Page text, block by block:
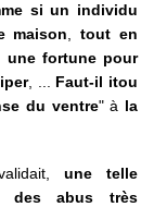
si un individu
maison ,tout en
une fortune pour
, ... Faut-il itou
du ventre" à la
une telle
abus très